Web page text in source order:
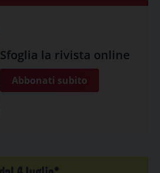
Sfoglia la rivista online
Abbonati subito